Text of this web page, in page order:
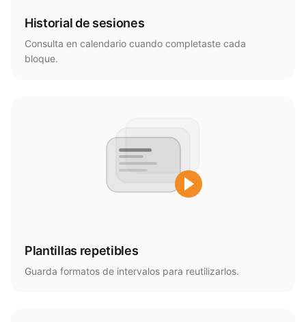
Historial de sesiones
Consulta en calendario cuando completaste cada
bloque.
Plantillas repetibles
Guarda formatos de intervalos para reutilizarlos.